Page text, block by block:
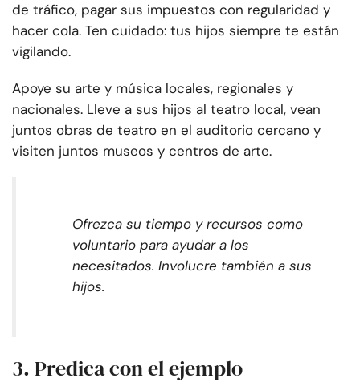
de tráfico, pagar sus impuestos con regularidad y
hacer cola. Ten cuidado: tus hijos siempre te están
vigilando.
Apoye su arte y música locales, regionales y
nacionales. Lleve a sus hijos al teatro local, vean
juntos obras de teatro en el auditorio cercano y
visiten juntos museos y centros de arte.
Ofrezca su tiempo y recursos como
voluntario para ayudar a los
necesitados. Involucre también a sus
hijos.
3. Predica con el ejemplo